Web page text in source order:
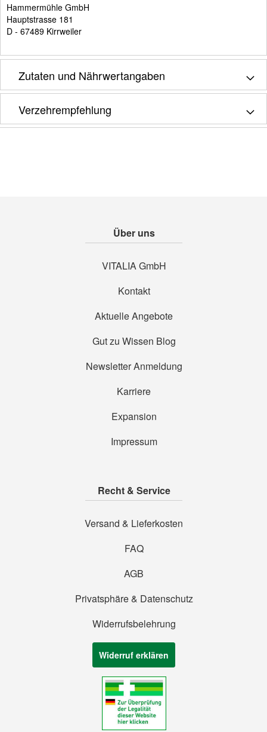
Hammermühle GmbH
Hauptstrasse 181
D - 67489 Kirrweiler
Zutaten und Nährwertangaben
Verzehrempfehlung
Über uns
VITALIA GmbH
Kontakt
Aktuelle Angebote
Gut zu Wissen Blog
Newsletter Anmeldung
Karriere
Expansion
Impressum
Recht & Service
Versand & Lieferkosten
FAQ
AGB
Privatsphäre & Datenschutz
Widerrufsbelehrung
Widerruf erklären